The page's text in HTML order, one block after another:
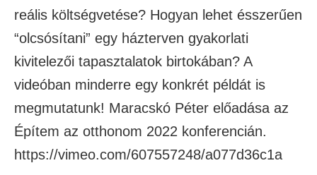
reális költségvetése? Hogyan lehet ésszerűen
“olcsósítani” egy házterven gyakorlati
kivitelezői tapasztalatok birtokában? A
videóban minderre egy konkrét példát is
megmutatunk! Maracskó Péter előadása az
Építem az otthonom 2022 konferencián.
https://vimeo.com/607557248/a077d36c1a